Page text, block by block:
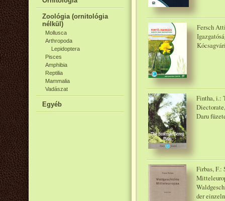
Zoológia (ornitológia
nélkül)
Mollusca
Arthropoda
Lepidoptera
Pisces
Amphibia
Reptilia
Mammalia
Vadászat
Egyéb
Fersch
Fintha, i.:
Daru
Firbas, F.:
der